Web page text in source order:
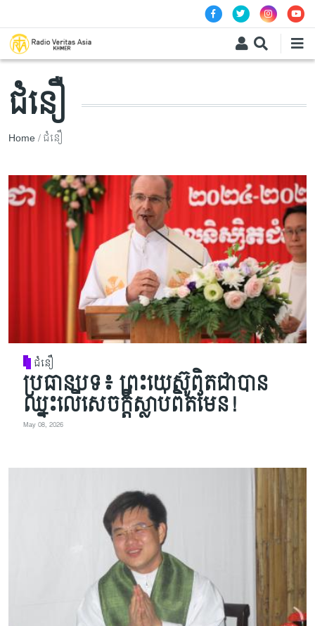
ជំនឿ
Breadcrumb
Home ជំនឿ
ជំនឿ
ប្រធានបទ៖ ព្រះយេស៊ូពិតជាបាន
ឈ្នះលើសេចក្តីស្លាប់ពិតមែន!
May 08, 2026